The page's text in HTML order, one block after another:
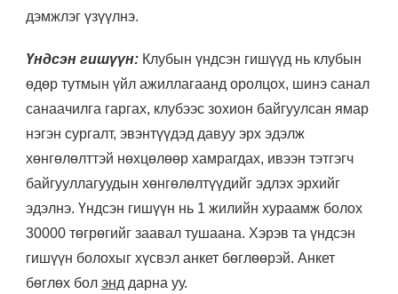
дэмжлэг үзүүлнэ.
Үндсэн гишүүн: Клубын үндсэн гишүүд нь клубын
өдөр тутмын үйл ажиллагаанд оролцох, шинэ санал
санаачилга гаргах, клубээс зохион байгуулсан ямар
нэгэн сургалт, эвэнтүүдэд давуу эрх эдэлж
хөнгөлөлттэй нөхцөлөөр хамрагдах, ивээн тэтгэгч
байгууллагуудын хөнгөлөлтүүдийг эдлэх эрхийг
эдэлнэ. Үндсэн гишүүн нь 1 жилийн хураамж болох
30000 төгрөгийг заавал тушаана. Хэрэв та үндсэн
гишүүн болохыг хүсвэл анкет бөглөөрэй. Анкет
бөглөх бол энд дарна уу.